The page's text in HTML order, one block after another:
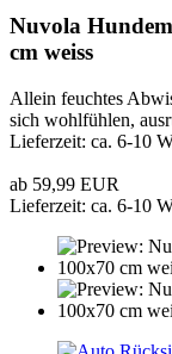
Nuvola
cm weiss
Allein feuchtes
sich wohlfühlen,
Lieferzeit: ca. 6-10
ab 59,99 EUR
Lieferzeit: ca. 6-10